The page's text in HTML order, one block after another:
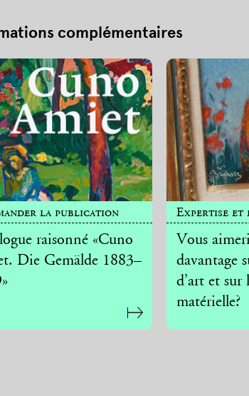
complémentaires
la publication
raisonné «Cuno
Die Gemälde 1883–
Expertise et
Vous
davantage
d’art et sur
matérielle?